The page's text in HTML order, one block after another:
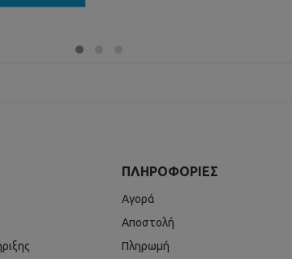
ΠΛΗΡΟΦΟΡΊΕΣ
Αγορά
Αποστολή
Πληρωμή